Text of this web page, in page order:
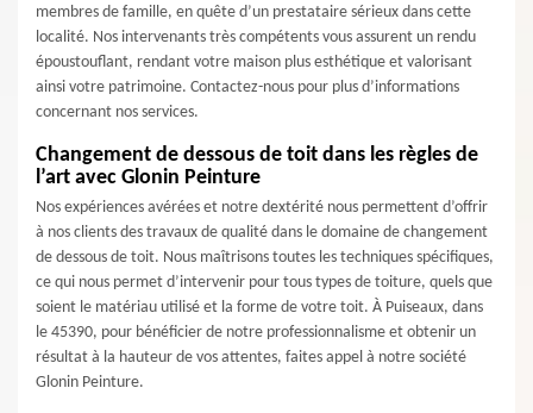
membres de famille, en quête d’un prestataire sérieux dans cette
localité. Nos intervenants très compétents vous assurent un rendu
époustouflant, rendant votre maison plus esthétique et valorisant
ainsi votre patrimoine. Contactez-nous pour plus d’informations
concernant nos services.
Changement de dessous de toit dans les règles de
l’art avec Glonin Peinture
Nos expériences avérées et notre dextérité nous permettent d’offrir
à nos clients des travaux de qualité dans le domaine de changement
de dessous de toit. Nous maîtrisons toutes les techniques spécifiques,
ce qui nous permet d’intervenir pour tous types de toiture, quels que
soient le matériau utilisé et la forme de votre toit. À Puiseaux, dans
le 45390, pour bénéficier de notre professionnalisme et obtenir un
résultat à la hauteur de vos attentes, faites appel à notre société
Glonin Peinture.